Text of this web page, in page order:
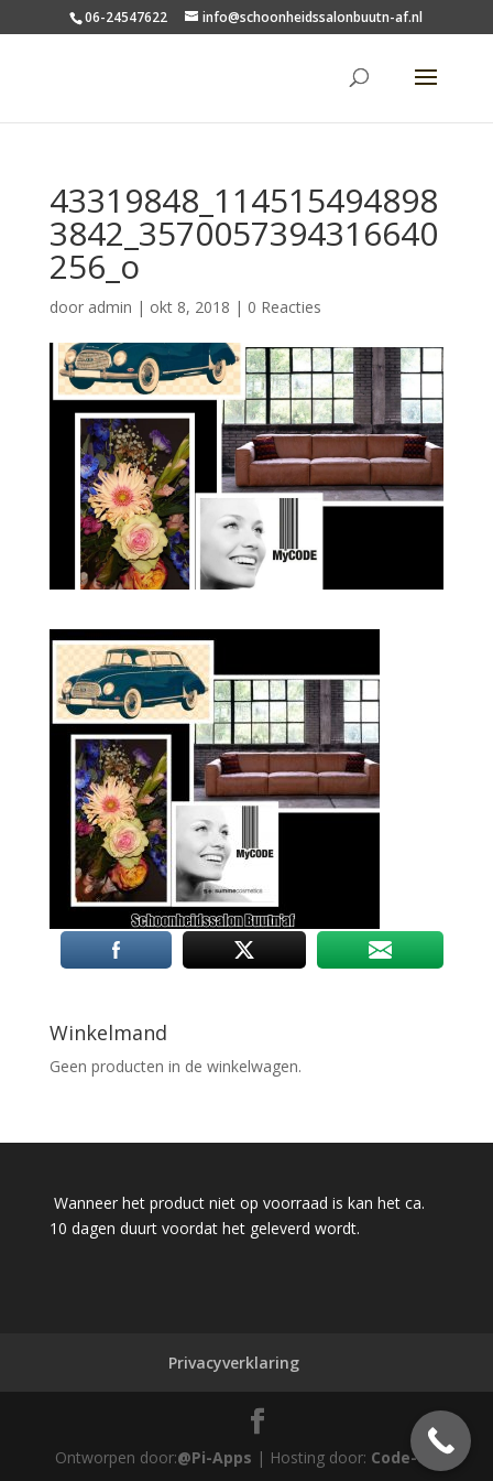
06-24547622 info@schoonheidssalonbuutn-af.nl
43319848_114515494898
3842_3570057394316640
256_o
door admin | okt 8, 2018 | 0 Reacties
Winkelmand
Geen producten in de winkelwagen.
Wanneer het product niet op voorraad is kan het ca.
10 dagen duurt voordat het geleverd wordt.
Privacyverklaring
Ontworpen door:@Pi-Apps | Hosting door: Code-Up